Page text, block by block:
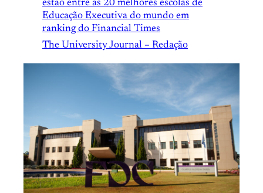
estão entre as 20 melhores escolas de
Educação Executiva do mundo em
ranking do Financial Times
The University Journal – Redação